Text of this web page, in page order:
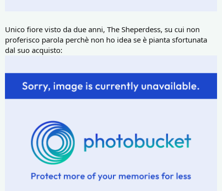
Unico fiore visto da due anni, The Sheperdess, su cui non
proferisco parola perchè non ho idea se è pianta sfortunata
dal suo acquisto: